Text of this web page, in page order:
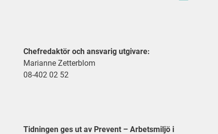
Chefredaktör och ansvarig utgivare:
Marianne Zetterblom
08-402 02 52
Tidningen ges ut av Prevent – Arbetsmiljö i